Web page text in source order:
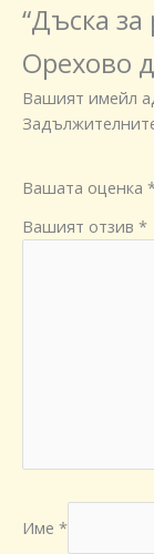
“Дъска
Орехово
Вашият имейл
Вашата оценка
Вашият отзив *
Име *